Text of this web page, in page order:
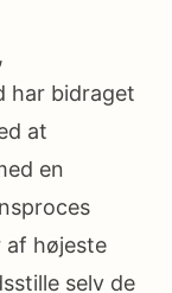
har bidraget
at
en
af højeste
selv de